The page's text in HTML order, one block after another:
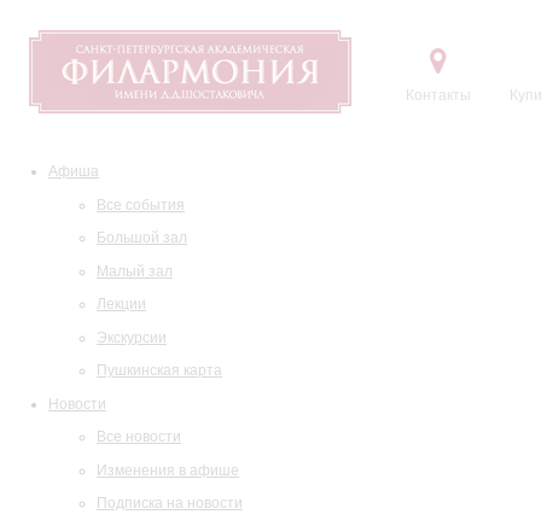
Контакты
Афиша
Все события
Большой зал
Малый зал
Лекции
Экскурсии
Пушкинская карта
Новости
Все новости
Изменения в афише
Подписка на новости